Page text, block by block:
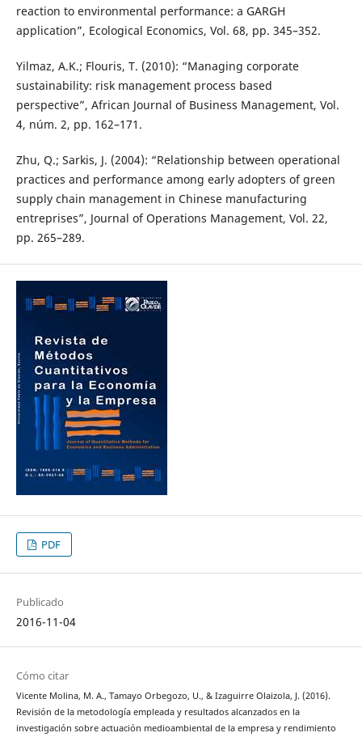
reaction to environmental performance: a GARGH
application”, Ecological Economics, Vol. 68, pp. 345–352.
Yilmaz, A.K.; Flouris, T. (2010): “Managing corporate
sustainability: risk management process based
perspective”, African Journal of Business Management, Vol.
4, núm. 2, pp. 162–171.
Zhu, Q.; Sarkis, J. (2004): “Relationship between operational
practices and performance among early adopters of green
supply chain management in Chinese manufacturing
entreprises”, Journal of Operations Management, Vol. 22,
pp. 265–289.
PDF
Publicado
2016-11-04
Cómo citar
Vicente Molina, M. A., Tamayo Orbegozo, U., & Izaguirre Olaizola, J. (2016).
Revisión de la metodología empleada y resultados alcanzados en la
investigación sobre actuación medioambiental de la empresa y rendimiento